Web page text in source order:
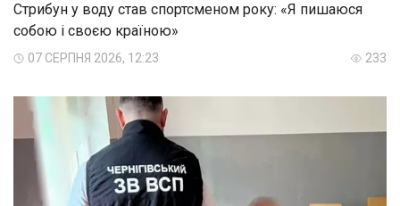
Стрибун у воду став спортсменом року: «Я пишаюся
собою і своєю країною»
07 СЕРПНЯ 2026, 12:23 233